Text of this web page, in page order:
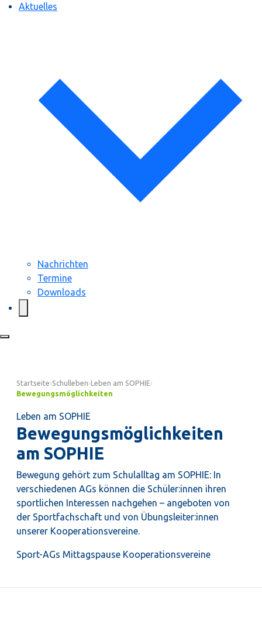
Aktuelles
Nachrichten
Termine
Downloads
Startseite›Schulleben›Leben am SOPHIE›
Bewegungsmöglichkeiten
Leben am SOPHIE
Bewegungsmöglichkeiten
am SOPHIE
Bewegung gehört zum Schulalltag am SOPHIE: In
verschiedenen AGs können die Schüler:innen ihren
sportlichen Interessen nachgehen – angeboten von
der Sportfachschaft und von Übungsleiter:innen
unserer Kooperationsvereine.
Sport-AGs Mittagspause Kooperationsvereine